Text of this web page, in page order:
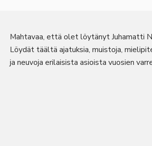
Mahtavaa, että olet löytänyt Juhamatti
Löydät täältä ajatuksia, muistoja,
ja neuvoja erilaisista asioista vuosien